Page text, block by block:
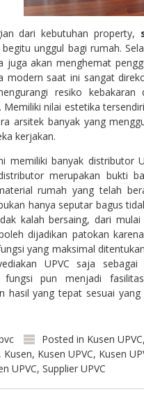
dari kebutuhan property,
unggul bagi rumah.
juga akan menghemat
modern saat ini sangat
resiko kebakaran
Memiliki nilai estetika
arsitek banyak yang
kerjakan.
memiliki banyak distributor
merupakan bukti
rumah yang telah
hanya seputar bagus
kalah bersaing, dari
dijadikan patokan
yang maksimal
UPVC saja
fungsi pun menjadi
hasil yang tepat sesuai
Posted in Kusen UPVC,
, Kusen, Kusen UPVC, Kusen
UPVC, Supplier UPVC